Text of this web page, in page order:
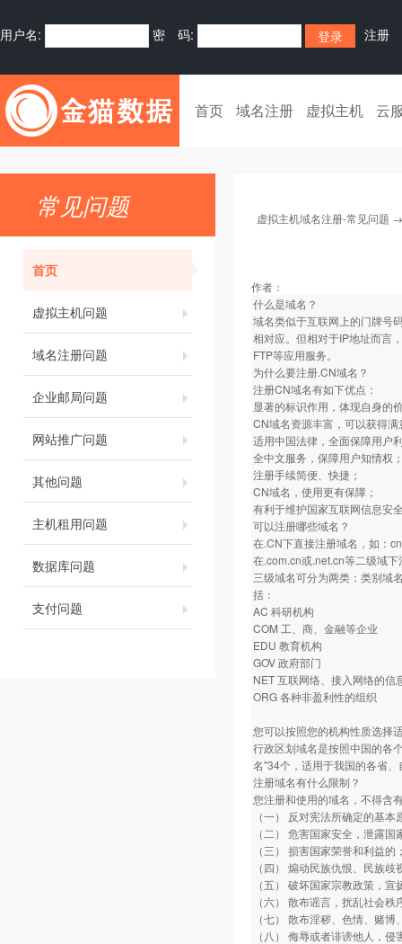
用户名: 密 码: 注册
首页 域名注册 虚拟主机 云
常见问题
首页
虚拟主机问题
域名注册问题
企业邮局问题
网站推广问题
其他问题
主机租用问题
数据库问题
支付问题
虚拟主机域名注册-常见问题
作者：
什么是域名？
域名类似于互联网上的门牌号
相对应。但相对于IP地址而言
FTP等应用服务。
为什么要注册.CN域名？
注册CN域名有如下优点：
显著的标识作用，体现自身的
CN域名资源丰富，可以获得满
适用中国法律，全面保障用户
全中文服务，保障用户知情权
注册手续简便、快捷；
CN域名，使用更有保障；
有利于维护国家互联网信息安
可以注册哪些域名？
在.CN下直接注册域名，如：
在.com.cn或.net.cn等二级域下
三级域名可分为两类：类别域
括：
AC 科研机构
COM 工、商、金融等企业
EDU 教育机构
GOV 政府部门
NET 互联网络、接入网络的
ORG 各种非盈利性的组织
您可以按照您的机构性质选择
行政区划域名是按照中国的各
名"34个，适用于我国的各省
注册域名有什么限制？
您注册和使用的域名，不得含
（一） 反对宪法所确定的基本
（二） 危害国家安全，泄露
（三） 损害国家荣誉和利益的
（四） 煽动民族仇恨、民族
（五） 破坏国家宗教政策，
（六） 散布谣言，扰乱社会
（七） 散布淫秽、色情、赌
（八） 侮辱或者诽谤他人，